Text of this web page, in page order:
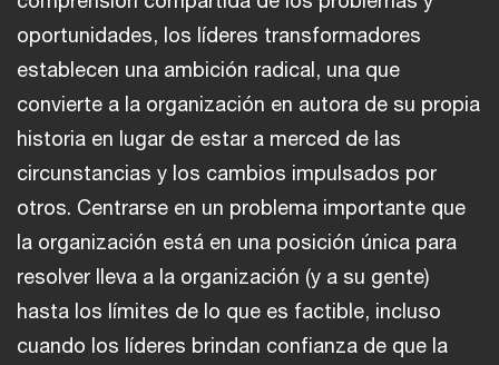
oportunidades, los líderes transformadores
establecen una ambición radical, una que
convierte a la organización en autora de su propia
historia en lugar de estar a merced de las
circunstancias y los cambios impulsados por
otros. Centrarse en un problema importante que
la organización está en una posición única para
resolver lleva a la organización (y a su gente)
hasta los límites de lo que es factible, incluso
cuando los líderes brindan confianza de que la